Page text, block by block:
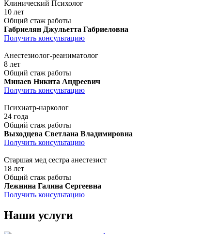
Клинический Психолог
10 лет
Общий стаж работы
Габриелян Джульетта Габриеловна
Получить консультацию
Анестезиолог-реаниматолог
8 лет
Общий стаж работы
Минаев Никита Андреевич
Получить консультацию
Психиатр-нарколог
24 года
Общий стаж работы
Выходцева Светлана Владимировна
Получить консультацию
Старшая мед сестра анестезист
18 лет
Общий стаж работы
Лежнина Галина Сергеевна
Получить консультацию
Наши услуги